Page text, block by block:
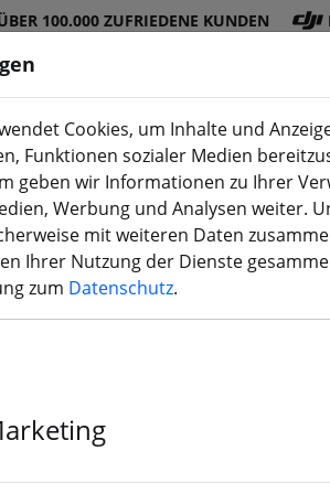
100.000 ZUFRIEDENE KUNDEN
DJI
Shop
Akku
s
Propelle
r
Cookies, um Inhalte und
Funktionen sozialer Medien
geben wir Informationen zu Ihrer
Werbung und Analysen weiter.
mit weiteren Daten
Ihrer Nutzung der Dienste
zum Datenschutz.